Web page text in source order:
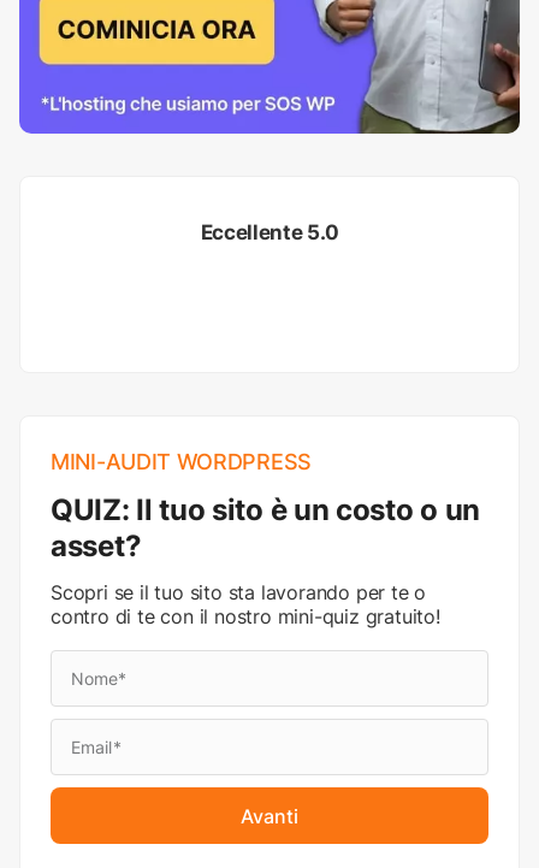
Eccellente 5.0
MINI-AUDIT WORDPRESS
QUIZ: Il tuo sito è un costo o un
asset?
Scopri se il tuo sito sta lavorando per te o
contro di te con il nostro mini-quiz gratuito!
Avanti